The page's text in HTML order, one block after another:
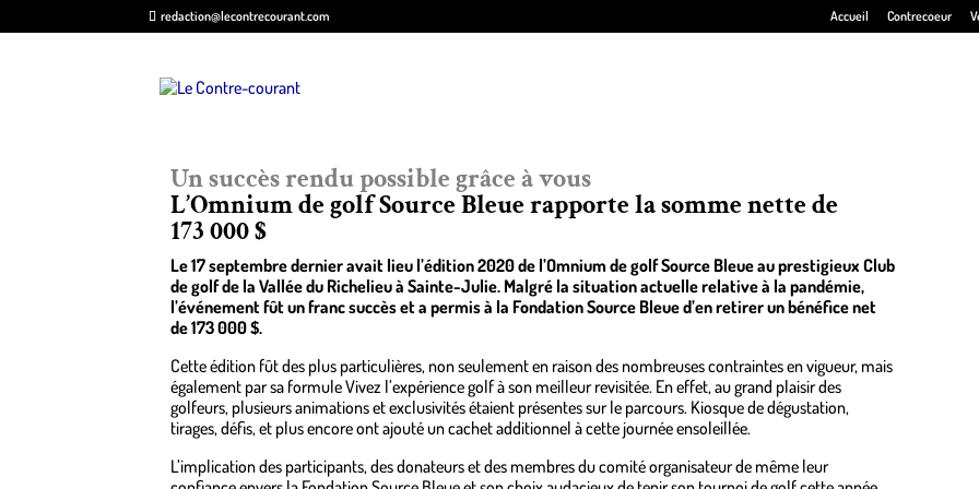
redaction@lecontrecourant.com Accueil Contrecoeur
Un succès rendu possible grâce à vous
L’Omnium de golf Source Bleue rapporte la somme nette de
173 000 $
Le 17 septembre dernier avait lieu l’édition 2020 de l’Omnium de golf Source Bleue au prestigieux Club
de golf de la Vallée du Richelieu à Sainte-Julie. Malgré la situation actuelle relative à la pandémie,
l’événement fût un franc succès et a permis à la Fondation Source Bleue d’en retirer un bénéfice net
de 173 000 $.
Cette édition fût des plus particulières, non seulement en raison des nombreuses contraintes en vigueur, mais
également par sa formule Vivez l’expérience golf à son meilleur revisitée. En effet, au grand plaisir des
golfeurs, plusieurs animations et exclusivités étaient présentes sur le parcours. Kiosque de dégustation,
tirages, défis, et plus encore ont ajouté un cachet additionnel à cette journée ensoleillée.
L’implication des participants, des donateurs et des membres du comité organisateur de même leur